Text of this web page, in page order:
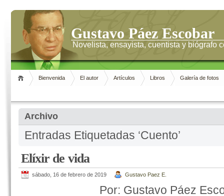
Gustavo Páez Escobar
Novelista, ensayista, cuentista y biógrafo
Bienvenida El autor Artículos Libros Galería de fotos
Archivo
Entradas Etiquetadas ‘Cuento’
Elíxir de vida
sábado, 16 de febrero de 2019 Gustavo Paez E.
Por: Gustavo Páez